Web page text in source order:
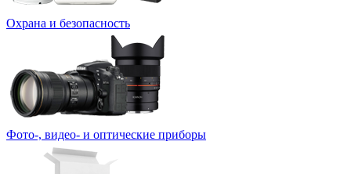
Охрана и безопасность
Фото-, видео- и оптические приборы